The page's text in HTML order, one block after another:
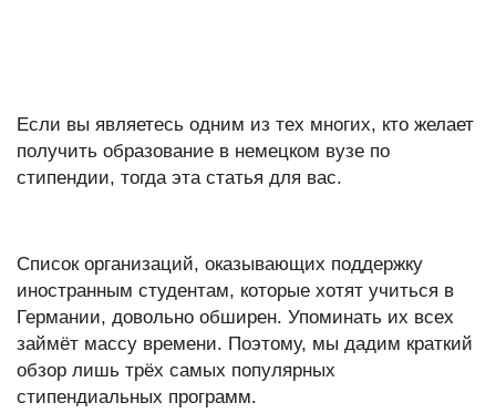
Если вы являетесь одним из тех многих, кто желает
получить образование в немецком вузе по
стипендии, тогда эта статья для вас.
Список организаций, оказывающих поддержку
иностранным студентам, которые хотят учиться в
Германии, довольно обширен. Упоминать их всех
займёт массу времени. Поэтому, мы дадим краткий
обзор лишь трёх самых популярных
стипендиальных программ.